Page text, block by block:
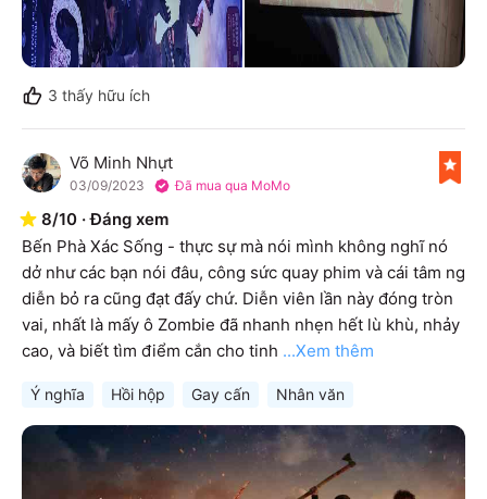
3 thấy hữu ích
V Võ Minh Nhựt
03/09/2023 Đã mua qua MoMo
8/10 ·Đáng xem
Bến Phà Xác Sống - thực sự mà nói mình không nghĩ nó
dở như các bạn nói đâu, công sức quay phim và cái tâm ng
diễn bỏ ra cũng đạt đấy chứ. Diễn viên lần này đóng tròn
vai, nhất là mấy ô Zombie đã nhanh nhẹn hết lù khù, nhảy
cao, và biết tìm điểm cắn cho tinh ...Xem thêm
Ý nghĩa Hồi hộp Gay cấn Nhân văn